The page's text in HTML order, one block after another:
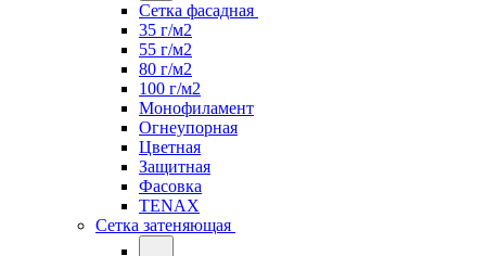
Сетка фасадная
35 г/м2
55 г/м2
80 г/м2
100 г/м2
Монофиламент
Огнеупорная
Цветная
Защитная
Фасовка
TENAX
Сетка затеняющая